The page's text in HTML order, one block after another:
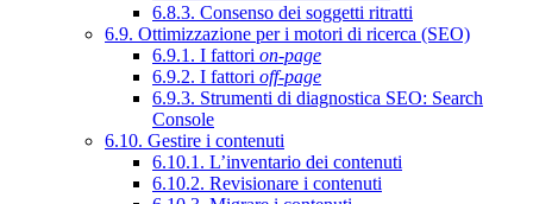
6.8.3. Consenso dei soggetti ritratti
6.9. Ottimizzazione per i motori di ricerca (SEO)
6.9.1. I fattori on-page
6.9.2. I fattori off-page
6.9.3. Strumenti di diagnostica SEO: Search
Console
6.10. Gestire i contenuti
6.10.1. L’inventario dei contenuti
6.10.2. Revisionare i contenuti